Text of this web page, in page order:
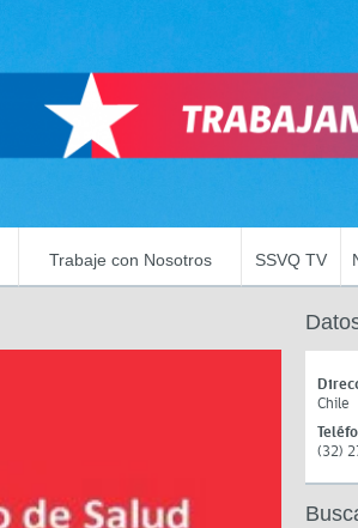
Trabaje con Nosotros SSVQ TV
Chile
(32)